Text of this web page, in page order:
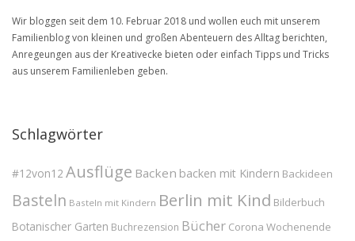
Wir bloggen seit dem 10. Februar 2018 und wollen euch mit unserem
Familienblog von kleinen und großen Abenteuern des Alltag berichten,
Anregeungen aus der Kreativecke bieten oder einfach Tipps und Tricks
aus unserem Familienleben geben.
Schlagwörter
#12von12 Ausflüge Backen backen mit Kindern Backideen
Basteln Basteln mit Kindern Berlin mit Kind Bilderbuch
Botanischer Garten Buchrezension Bücher Corona Wochenende